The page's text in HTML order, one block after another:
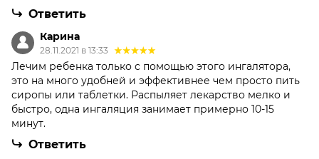
Ответить
Карина
28.11.2021 в 13:33
Лечим ребенка только с помощью этого ингалятора,
это на много удобней и эффективнее чем просто пить
сиропы или таблетки. Распыляет лекарство мелко и
быстро, одна ингаляция занимает примерно 10-15
минут.
Ответить